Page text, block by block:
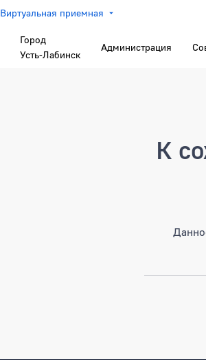
Виртуальная приемная
Город
Усть-Лабинск
Администрация
К